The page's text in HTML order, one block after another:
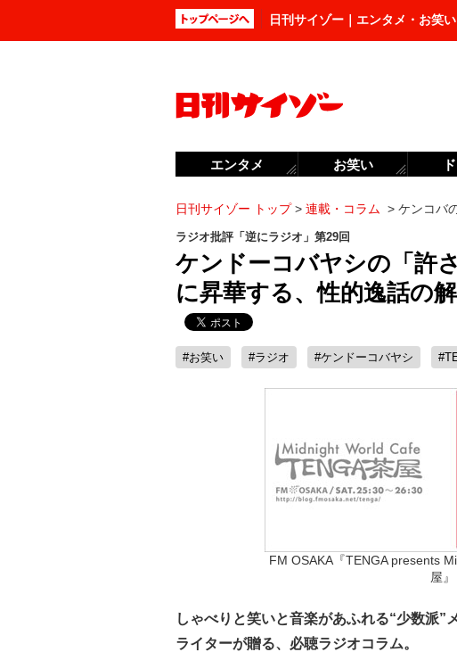
日刊サイゾー｜エンタメ・お笑
日刊サイゾー トップ> 連載・コラム > ケンコバ
ラジオ批評「逆にラジオ」第29回
ケンドーコバヤシの「許
に昇華する、性的逸話の
#お笑い #ラジオ #ケンドーコバヤシ
FM OSAKA『TENGA presents
屋』
しゃべりと笑いと音楽があふれる“少数派
ライターが贈る、必聴ラジオコラム。
エンタメ お笑い